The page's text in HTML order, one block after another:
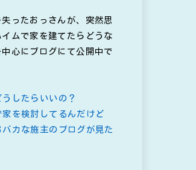
ったおっさんが、突然思
ムで家を建てたらどうな
心にブログにて公開中で
したらいいの？
を検討してるんだけど
カな施主のブログが見た